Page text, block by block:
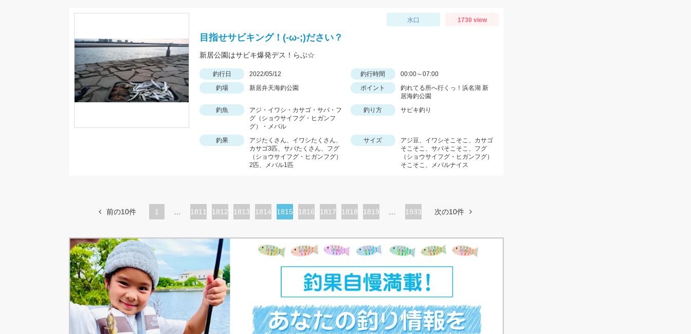
水口 1730 view
目指せサビキング！(-ω-;)ださい？
新居公園はサビキ爆発デス！らぶ☆
釣行日 2022/05/12 釣行時間
00:00～07:00
釣場
新居弁天海釣公園 ポイント
釣れてる所へ行くっ！浜名湖 新
居海釣公園
釣魚
アジ・イワシ・カサゴ・サバ・フ
グ（ショウサイフグ・ヒガンフ
グ）・メバル
釣り方 サビキ釣り
釣果
アジたくさん、イワシたくさん、
カサゴ3匹、サバたくさん、フグ
（ショウサイフグ・ヒガンフグ）
2匹、メバル1匹
サイズ
アジ豆、イワシそこそこ、カサゴ
そこそこ、サバそこそこ、フグ
（ショウサイフグ・ヒガンフグ）
そこそこ、メバルナイス
前の10件 1
ペ
1811
ペ
ジ
1812
ペ
1813
ペ
1814
カ
ト
ジ
1815
ペ
1816
ペ
1817
ペ
1818
ペ
1819 1933 次の10件